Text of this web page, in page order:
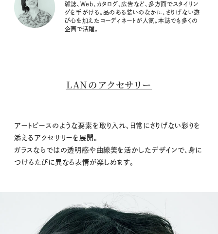
雑誌、Web、カタログ、広告など、多方面でスタイリン
グを手がける。品のある装いのなかに、さりげない遊
び心を加えたコーディネートが人気。本誌でも多くの
企画で活躍。
LANのアクセサリー
アートピースのような要素を取り入れ、日常にさりげない彩りを
添えるアクセサリーを展開。
ガラスならではの透明感や曲線美を活かしたデザインで、身に
つけるたびに異なる表情が楽しめます。